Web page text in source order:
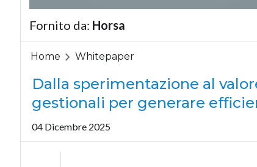
Fornito da: Horsa
Home Whitepaper
Dalla sperimentazione al
gestionali per generare
04 Dicembre 2025